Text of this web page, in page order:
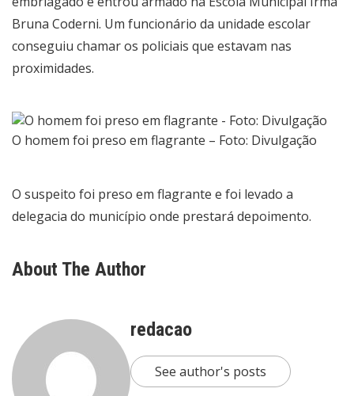
Bruna Coderni. Um funcionário da unidade escolar
conseguiu chamar os policiais que estavam nas
proximidades.
O homem foi preso em flagrante – Foto: Divulgação
O suspeito foi preso em flagrante e foi levado a
delegacia do município onde prestará depoimento.
About The Author
redacao
See author's posts